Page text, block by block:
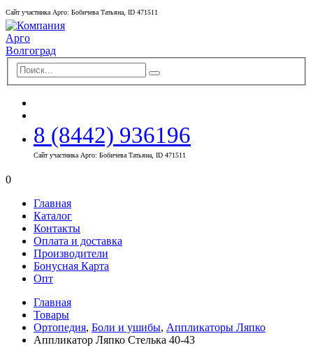
Сайт участника Арго: Бобичева Татьяна, ID 471511
8 (8442) 936196
Сайт участника Арго: Бобичева Татьяна, ID 471511
0
Главная
Каталог
Контакты
Оплата и доставка
Производители
Бонусная Карта
Опт
Главная
Товары
Ортопедия, Боли и ушибы, Аппликаторы Ляпко
Аппликатор Ляпко Стелька 40-43